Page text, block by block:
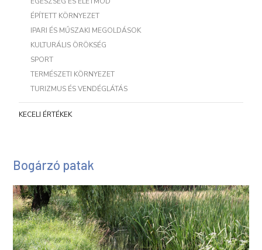
ÉPÍTETT KÖRNYEZET
IPARI ÉS MŰSZAKI MEGOLDÁSOK
KULTURÁLIS ÖRÖKSÉG
SPORT
TERMÉSZETI KÖRNYEZET
TURIZMUS ÉS VENDÉGLÁTÁS
KECELI ÉRTÉKEK
Bogárzó patak